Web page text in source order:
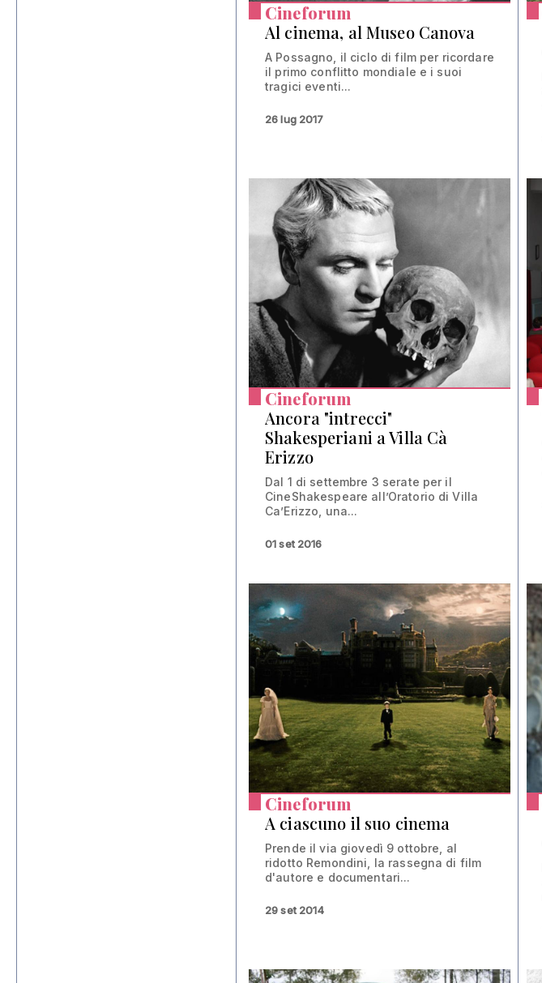
Cineforum
Al cinema, al Museo Canova
A Possagno, il ciclo di film per ricordare
il primo conflitto mondiale e i suoi
tragici eventi...
26 lug 2017
Cineforum
Ancora "intrecci"
Shakesperiani a Villa Cà
Erizzo
Dal 1 di settembre 3 serate per il
CineShakespeare all’Oratorio di Villa
Ca’Erizzo, una...
01 set 2016
Cineforum
A ciascuno il suo cinema
Prende il via giovedì 9 ottobre, al
ridotto Remondini, la rassegna di film
d'autore e documentari...
29 set 2014